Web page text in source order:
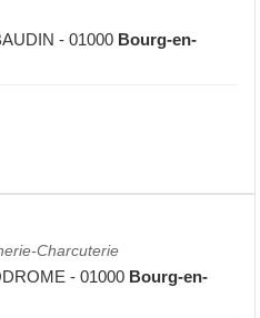
- 01000 Bourg-en-
Charcuterie
- 01000 Bourg-en-